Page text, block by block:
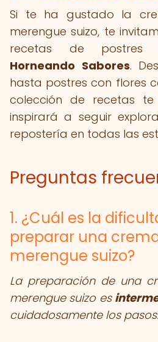
Si te ha gustado la
merengue suizo, te
recetas de postres
Horneando Sabores.
hasta postres con flores
colección de recetas
inspirará a seguir
repostería en todas las
Preguntas
1. ¿Cuál es la
preparar una
merengue suizo?
La preparación de una
merengue suizo es
cuidadosamente los pasos.